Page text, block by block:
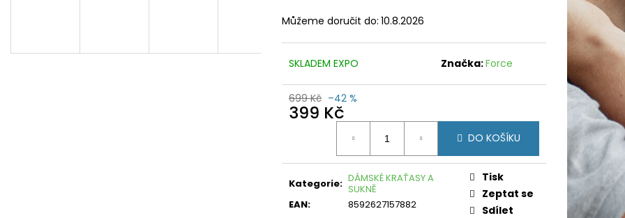
Můžeme doručit do: 10.8.2026
SKLADEM EXPO Značka:Force
699 Kč –42 %
399 Kč
DO KOŠÍKU
Kategorie: DÁMSKÉ KRAŤASY A
SUKNĚ
EAN: 8592627157882
Tisk
Zeptat se
Sdílet